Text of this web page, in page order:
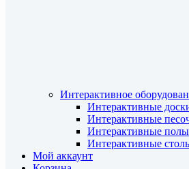
Интерактивное
Интерактивные
Интерактивные
Интерактивные
Интерактивные
Мой аккаунт